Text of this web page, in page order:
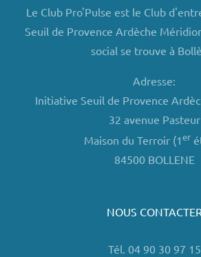
Le Club Pro'Pulse est le Club
Seuil de Provence Ardèche
social se trouve à
Adresse:
Initiative Seuil de Provence
32 avenue Pasteur
Maison du Terroir (1er
84500 BOLLENE
NOUS CONTACTER
Tél. 04 90 30 97 15